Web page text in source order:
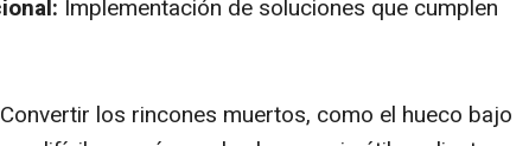
Implementación de soluciones que cumplen
Convertir los rincones muertos, como el hueco bajo